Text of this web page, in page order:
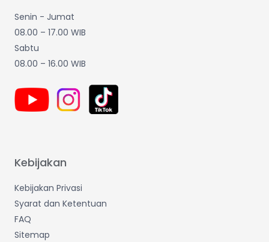
Senin - Jumat
08.00 – 17.00 WIB
Sabtu
08.00 – 16.00 WIB
Kebijakan
Kebijakan Privasi
Syarat dan Ketentuan
FAQ
Sitemap